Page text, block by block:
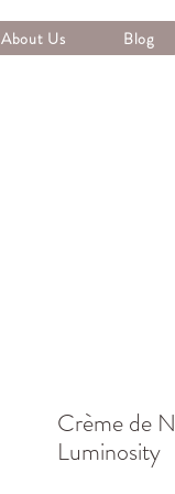
About Us Blog
Crème de
Luminosity